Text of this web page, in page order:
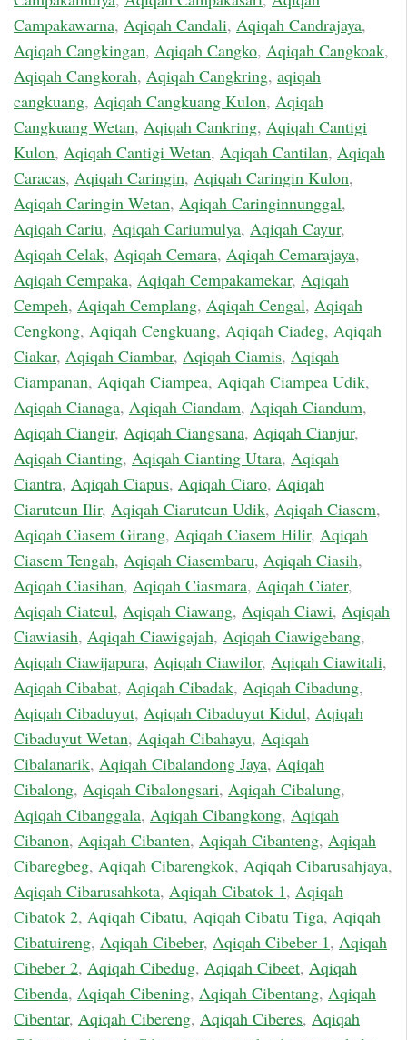
Campakawarna, Aqiqah Candali, Aqiqah Candrajaya,
Aqiqah Cangkingan, Aqiqah Cangko, Aqiqah Cangkoak,
Aqiqah Cangkorah, Aqiqah Cangkring, aqiqah
cangkuang, Aqiqah Cangkuang Kulon, Aqiqah
Cangkuang Wetan, Aqiqah Cankring, Aqiqah Cantigi
Kulon, Aqiqah Cantigi Wetan, Aqiqah Cantilan, Aqiqah
Caracas, Aqiqah Caringin, Aqiqah Caringin Kulon,
Aqiqah Caringin Wetan, Aqiqah Caringinnunggal,
Aqiqah Cariu, Aqiqah Cariumulya, Aqiqah Cayur,
Aqiqah Celak, Aqiqah Cemara, Aqiqah Cemarajaya,
Aqiqah Cempaka, Aqiqah Cempakamekar, Aqiqah
Cempeh, Aqiqah Cemplang, Aqiqah Cengal, Aqiqah
Cengkong, Aqiqah Cengkuang, Aqiqah Ciadeg, Aqiqah
Ciakar, Aqiqah Ciambar, Aqiqah Ciamis, Aqiqah
Ciampanan, Aqiqah Ciampea, Aqiqah Ciampea Udik,
Aqiqah Cianaga, Aqiqah Ciandam, Aqiqah Ciandum,
Aqiqah Ciangir, Aqiqah Ciangsana, Aqiqah Cianjur,
Aqiqah Cianting, Aqiqah Cianting Utara, Aqiqah
Ciantra, Aqiqah Ciapus, Aqiqah Ciaro, Aqiqah
Ciaruteun Ilir, Aqiqah Ciaruteun Udik, Aqiqah Ciasem,
Aqiqah Ciasem Girang, Aqiqah Ciasem Hilir, Aqiqah
Ciasem Tengah, Aqiqah Ciasembaru, Aqiqah Ciasih,
Aqiqah Ciasihan, Aqiqah Ciasmara, Aqiqah Ciater,
Aqiqah Ciateul, Aqiqah Ciawang, Aqiqah Ciawi, Aqiqah
Ciawiasih, Aqiqah Ciawigajah, Aqiqah Ciawigebang,
Aqiqah Ciawijapura, Aqiqah Ciawilor, Aqiqah Ciawitali,
Aqiqah Cibabat, Aqiqah Cibadak, Aqiqah Cibadung,
Aqiqah Cibaduyut, Aqiqah Cibaduyut Kidul, Aqiqah
Cibaduyut Wetan, Aqiqah Cibahayu, Aqiqah
Cibalanarik, Aqiqah Cibalandong Jaya, Aqiqah
Cibalong, Aqiqah Cibalongsari, Aqiqah Cibalung,
Aqiqah Cibanggala, Aqiqah Cibangkong, Aqiqah
Cibanon, Aqiqah Cibanten, Aqiqah Cibanteng, Aqiqah
Cibaregbeg, Aqiqah Cibarengkok, Aqiqah Cibarusahjaya,
Aqiqah Cibarusahkota, Aqiqah Cibatok 1, Aqiqah
Cibatok 2, Aqiqah Cibatu, Aqiqah Cibatu Tiga, Aqiqah
Cibatuireng, Aqiqah Cibeber, Aqiqah Cibeber 1, Aqiqah
Cibeber 2, Aqiqah Cibedug, Aqiqah Cibeet, Aqiqah
Cibenda, Aqiqah Cibening, Aqiqah Cibentang, Aqiqah
Cibentar, Aqiqah Cibereng, Aqiqah Ciberes, Aqiqah